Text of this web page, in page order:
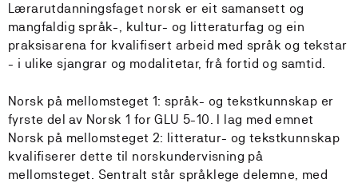
Lærarutdanningsfaget norsk er eit samansett og
mangfaldig språk-, kultur- og litteraturfag og ein
praksisarena for kvalifisert arbeid med språk og tekstar
- i ulike sjangrar og modalitetar, frå fortid og samtid.
Norsk på mellomsteget 1: språk- og tekstkunnskap er
fyrste del av Norsk 1 for GLU 5-10. I lag med emnet
Norsk på mellomsteget 2: litteratur- og tekstkunnskap
kvalifiserer dette til norskundervisning på
mellomsteget. Sentralt står språklege delemne, med